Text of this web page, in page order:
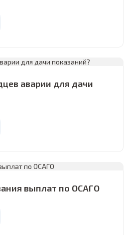
аварии для дачи
выплат по ОСАГО